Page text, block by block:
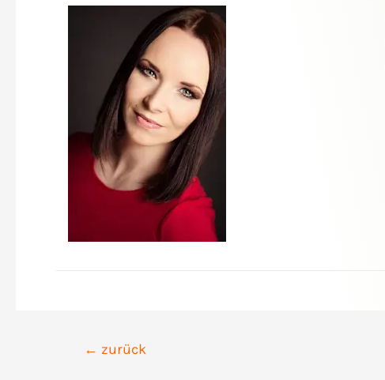
Beitrags-
← zurück